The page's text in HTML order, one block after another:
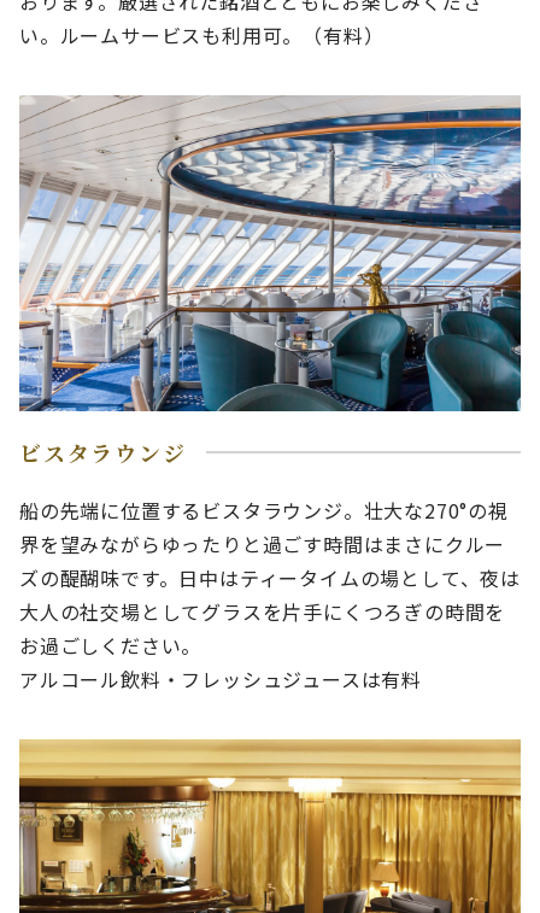
い。ルームサービスも利用可。（有料）
ビスタラウンジ
船の先端に位置するビスタラウンジ。壮大な270°の視
界を望みながらゆったりと過ごす時間はまさにクルー
ズの醍醐味です。日中はティータイムの場として、夜は
大人の社交場としてグラスを片手にくつろぎの時間を
お過ごしください。
アルコール飲料・フレッシュジュースは有料